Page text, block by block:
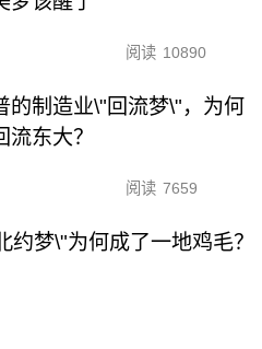
阅读 10890
的制造业\"回流梦\"，为何
流东大？
阅读 7659
梦\"为何成了一地鸡毛？